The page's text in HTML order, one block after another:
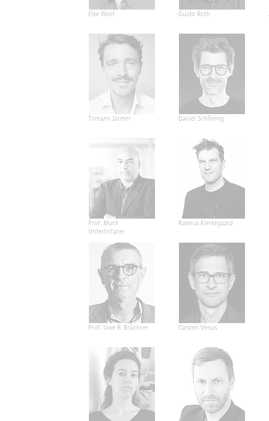
Eike Wolf Guido Roth
Tilmann Jarmer Daniel Schöning
Prof. Much
Untertrifaller
Rasmus Kierkegaard
Prof. Uwe R. Brückner Carsten Venus